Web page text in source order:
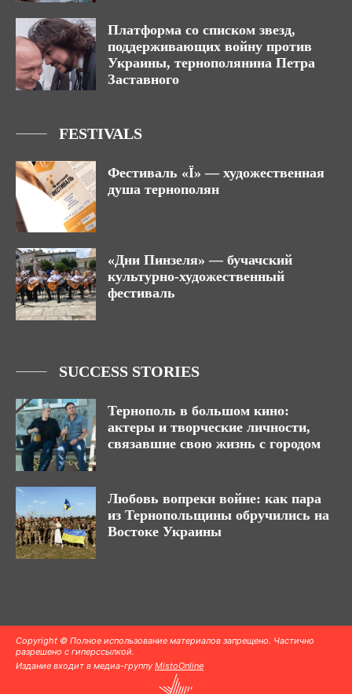
Платформа со списком звезд,
поддерживающих войну против
Украины, тернополянина Петра
Заставного
FESTIVALS
Фестиваль «Ї» — художественная
душа тернополян
«Дни Пинзеля» — бучачский
культурно-художественный
фестиваль
SUCCESS STORIES
Тернополь в большом кино:
актеры и творческие личности,
связавшие свою жизнь с городом
Любовь вопреки войне: как пара
из Тернопольщины обручились на
Востоке Украины
Copyright © Полное использование материалов запрещено. Частично
разрешено с гиперссылкой.
Издание входит в медиа-группу MistoOnline